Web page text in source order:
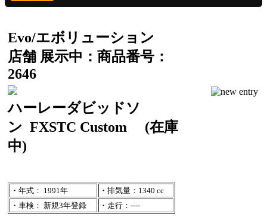
Evo/エボリューション
店舗 展示中：商品番号：
2646
ハーレーダビッドソ
ン FXSTC Custom
(在庫
中)
・年式： 1991年
・排気量：1340 cc
・車検： 新規3年登録
・走行：----